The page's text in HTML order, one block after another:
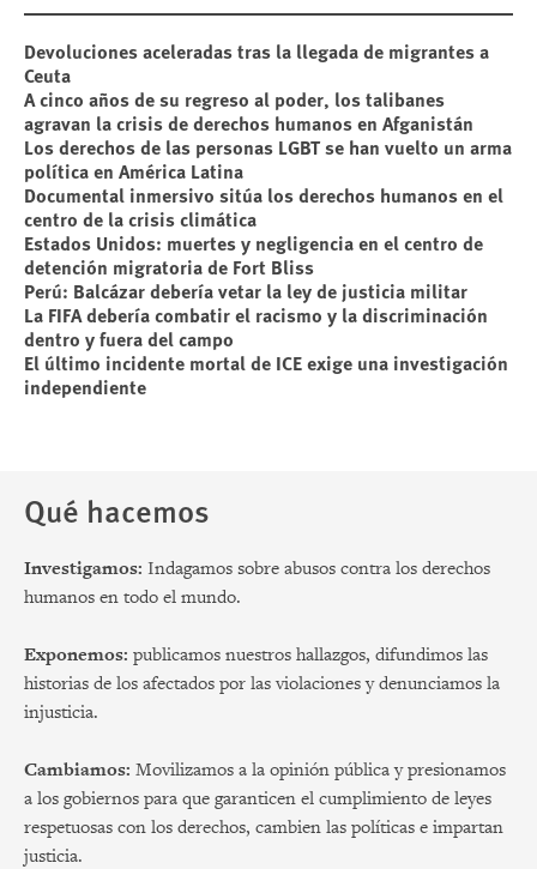
Devoluciones aceleradas tras la llegada de migrantes a
Ceuta
A cinco años de su regreso al poder, los talibanes
agravan la crisis de derechos humanos en Afganistán
Los derechos de las personas LGBT se han vuelto un arma
política en América Latina
Documental inmersivo sitúa los derechos humanos en el
centro de la crisis climática
Estados Unidos: muertes y negligencia en el centro de
detención migratoria de Fort Bliss
Perú: Balcázar debería vetar la ley de justicia militar
La FIFA debería combatir el racismo y la discriminación
dentro y fuera del campo
El último incidente mortal de ICE exige una investigación
independiente
Qué hacemos
Investigamos: Indagamos sobre abusos contra los derechos
humanos en todo el mundo.
Exponemos: publicamos nuestros hallazgos, difundimos las
historias de los afectados por las violaciones y denunciamos la
injusticia.
Cambiamos: Movilizamos a la opinión pública y presionamos
a los gobiernos para que garanticen el cumplimiento de leyes
respetuosas con los derechos, cambien las políticas e impartan
justicia.